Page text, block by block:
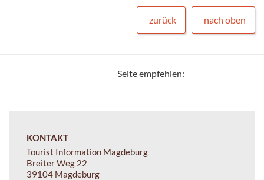
zurück nach oben
Seite empfehlen:
KONTAKT
Tourist Information Magdeburg
Breiter Weg 22
39104 Magdeburg